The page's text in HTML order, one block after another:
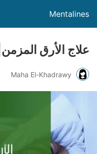
Mentalines
علاج الأرق
Maha El-Khadrawy